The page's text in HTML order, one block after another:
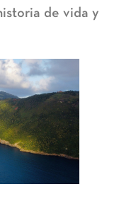
de vida y